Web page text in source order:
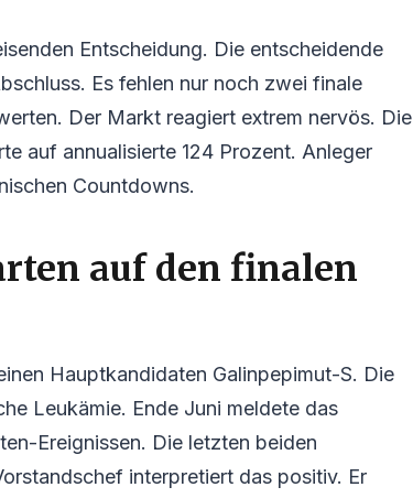
Entscheidung. Die entscheidende
Es fehlen nur noch zwei finale
Der Markt reagiert extrem nervös. Die
auf annualisierte 124 Prozent. Anleger
Countdowns.
auf den finalen
Hauptkandidaten Galinpepimut-S. Die
Leukämie. Ende Juni meldete das
Ereignissen. Die letzten beiden
interpretiert das positiv. Er